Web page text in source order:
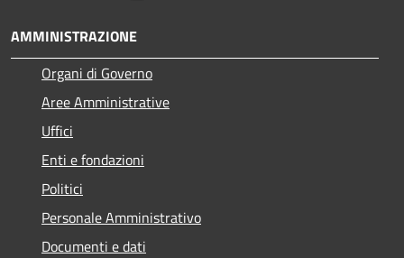
AMMINISTRAZIONE
Organi di Governo
Aree Amministrative
Uffici
Enti e fondazioni
Politici
Personale Amministrativo
Documenti e dati